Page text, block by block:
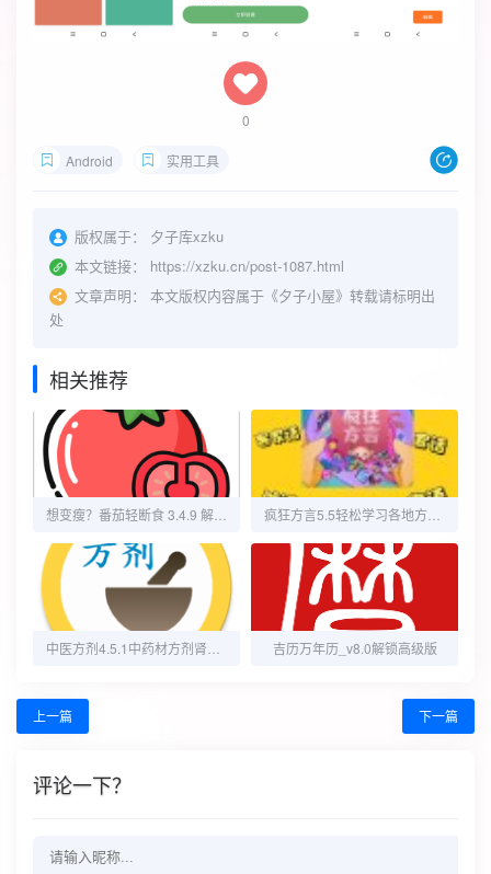
0
Android 实用工具
版权属于：
夕子库xzku
本文链接：
https://xzku.cn/post-1087.html
文章声明：
本文版权内容属于《夕子小屋》转载请标明出
处
相关推荐
吉历万年历_v8.0解锁高级版
上一篇 下一篇
评论一下？